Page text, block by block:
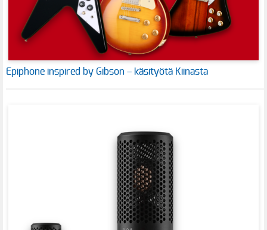
Epiphone inspired by Gibson – käsityötä Kiinasta